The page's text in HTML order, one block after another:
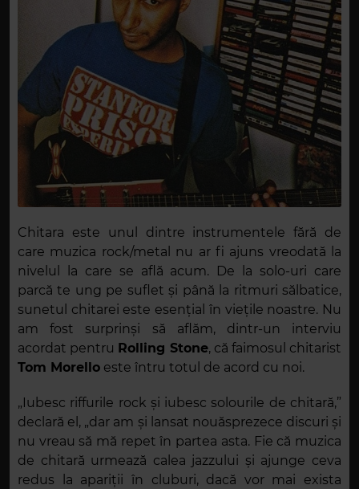
Chitara este unul dintre instrumentele fără de
care muzica rock/metal nu ar fi ajuns vreodată la
nivelul la care se află acum. De la solo-uri care
parcă te ung pe suflet și până la ritmuri sălbatice,
sunetul chitarei este esențial în viețile noastre. Nu
am fost surprinși să aflăm, dintr-un interviu
acordat pentru Rolling Stone, că faimosul chitarist
Tom Morello este întru totul de acord cu noi.
„Iubesc riffurile rock și iubesc solourile de chitară,”
declară el, „dar am și lansat nouăsprezece discuri și
nu vreau să mă repet în partea asta. Fie că muzica
de chitară urmează calea jazzului și ajunge ceva
redus la apariții în cluburi, dacă vor mai exista